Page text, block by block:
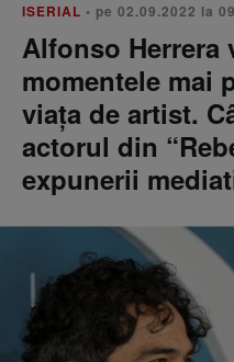
ISERIAL • pe 02.09.2022 la
Alfonso Herrera
momentele mai
viața de artist.
actorul din
expunerii